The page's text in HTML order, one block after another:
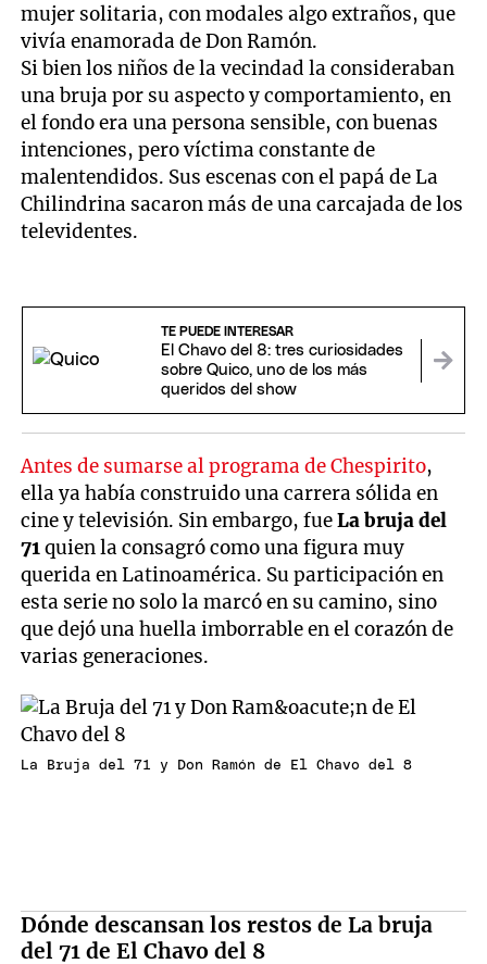
mujer solitaria, con modales algo extraños, que
vivía enamorada de Don Ramón.
Si bien los niños de la vecindad la consideraban
una bruja por su aspecto y comportamiento, en
el fondo era una persona sensible, con buenas
intenciones, pero víctima constante de
malentendidos. Sus escenas con el papá de La
Chilindrina sacaron más de una carcajada de los
televidentes.
TE PUEDE INTERESAR
El Chavo del 8: tres curiosidades
sobre Quico, uno de los más
queridos del show
Antes de sumarse al programa de Chespirito,
ella ya había construido una carrera sólida en
cine y televisión. Sin embargo, fueLa bruja del
71quien la consagró como una figura muy
querida en Latinoamérica. Su participación en
esta serie no solo la marcó en su camino, sino
que dejó una huella imborrable en el corazón de
varias generaciones.
La Bruja del 71 y Don Ramón de El Chavo del 8
Dónde descansan los restos de La bruja
del 71 de El Chavo del 8